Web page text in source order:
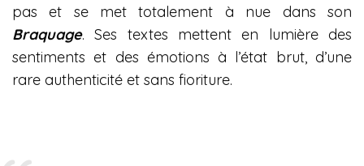
pas et se met totalement à nue dans son
Braquage. Ses textes mettent en lumière des
sentiments et des émotions à l’état brut, d’une
rare authenticité et sans fioriture.